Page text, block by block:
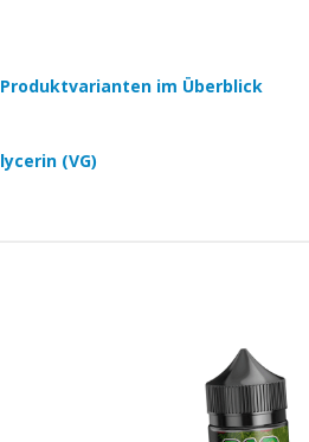
im Überblick
(VG)